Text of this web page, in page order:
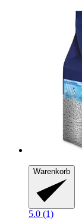
Warenkorb
5.0 (1)